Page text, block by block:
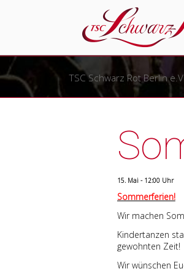
TSC Schwarz Rot Berlin
15. Mai - 12:00 Uhr
Sommerferien!
Wir machen
Kindertanzen
gewohnten Zeit!
Wir wünschen